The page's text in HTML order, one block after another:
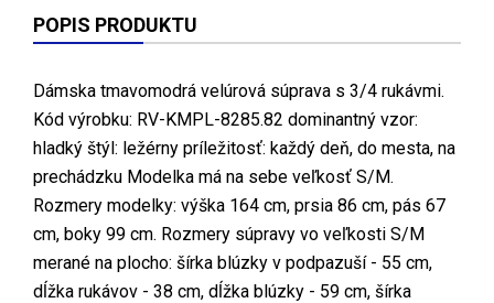
POPIS PRODUKTU
Dámska tmavomodrá velúrová súprava s 3/4 rukávmi.
Kód výrobku: RV-KMPL-8285.82 dominantný vzor:
hladký štýl: ležérny príležitosť: každý deň, do mesta, na
prechádzku Modelka má na sebe veľkosť S/M.
Rozmery modelky: výška 164 cm, prsia 86 cm, pás 67
cm, boky 99 cm. Rozmery súpravy vo veľkosti S/M
merané na plocho: šírka blúzky v podpazuší - 55 cm,
dĺžka rukávov - 38 cm, dĺžka blúzky - 59 cm, šírka